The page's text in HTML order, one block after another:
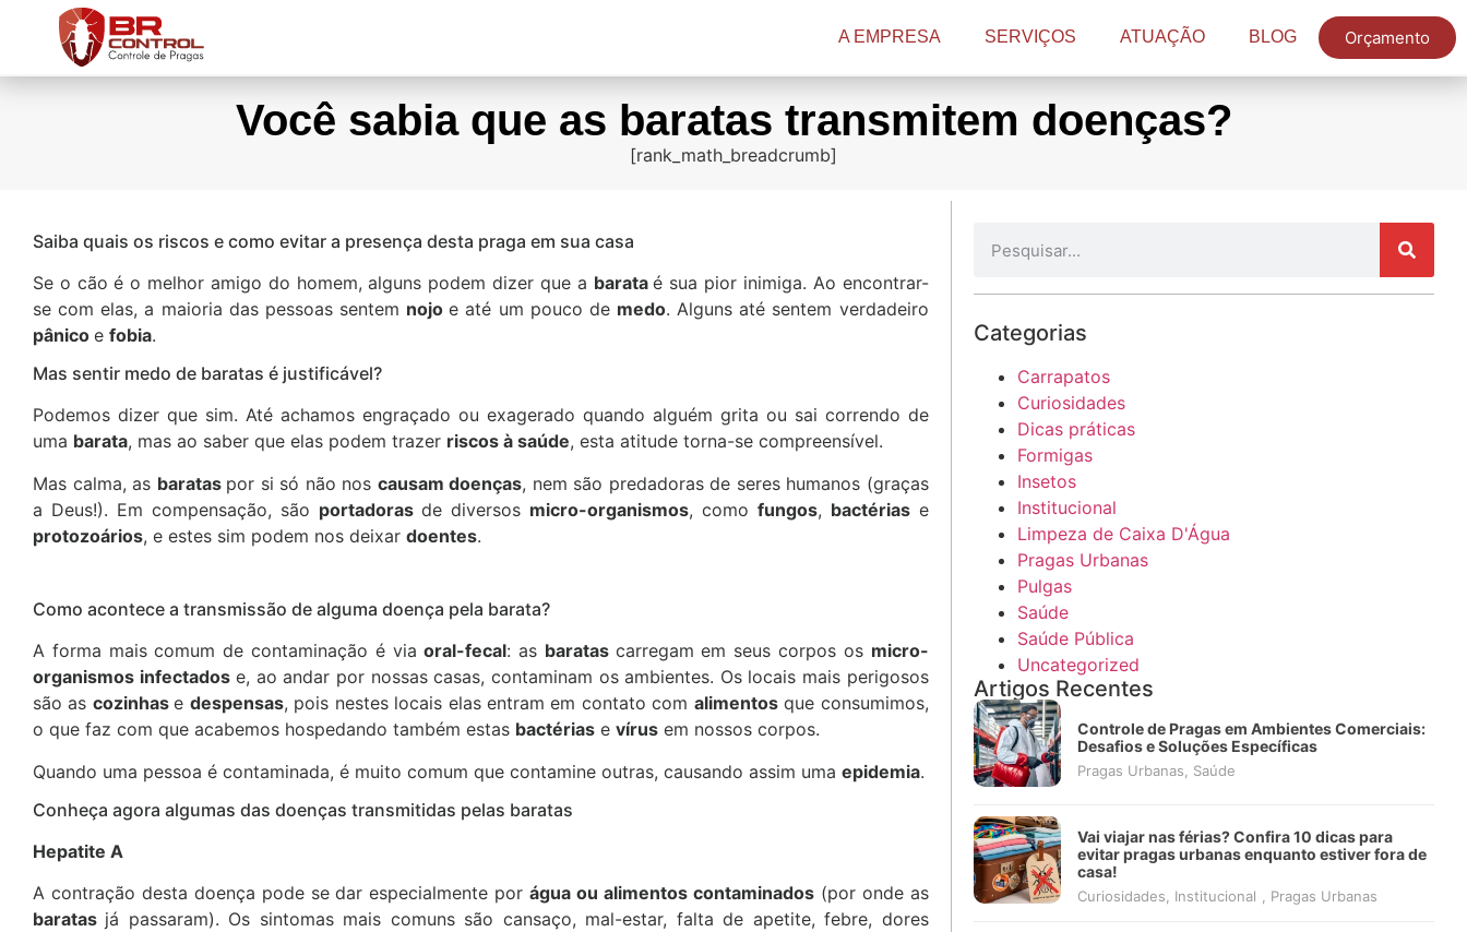
A EMPRESA SERVIÇOS ATUAÇÃO BLOG Orçamento
Você sabia que as baratas transmitem doenças?
[rank_math_breadcrumb]
Saiba quais os riscos e como evitar a presença desta praga em sua casa
Se o cão é o melhor amigo do homem, alguns podem dizer que a barataé sua pior inimiga. Ao encontrar-
se com elas, a maioria das pessoas sentem nojoe até um pouco de medo. Alguns até sentem verdadeiro
pânico e fobia.
Mas sentir medo de baratas é justificável?
Podemos dizer que sim. Até achamos engraçado ou exagerado quando alguém grita ou sai correndo de
uma barata, mas ao saber que elas podem trazer riscos à saúde, esta atitude torna-se compreensível.
Mas calma, as baratas por si só não nos causam doenças, nem são predadoras de seres humanos (graças
a Deus!). Em compensação, são portadoras de diversos micro-organismos, como fungos, bactériase
protozoários, e estes sim podem nos deixar doentes.
Como acontece a transmissão de alguma doença pela barata?
A forma mais comum de contaminação é viaoral-fecal: as baratas carregam em seus corpos os micro-
organismos infectadose, ao andar por nossas casas, contaminam os ambientes. Os locais mais perigosos
são as cozinhase despensas, pois nestes locais elas entram em contato com alimentosque consumimos,
o que faz com que acabemos hospedando também estas bactérias e vírus em nossos corpos.
Quando uma pessoa é contaminada, é muito comum que contamine outras, causando assim uma epidemia.
Conheça agora algumas das doenças transmitidas pelas baratas
Hepatite A
A contração desta doença pode se dar especialmente porágua ou alimentos contaminados(por onde as
baratas já passaram). Os sintomas mais comuns são cansaço, mal-estar, falta de apetite, febre, dores
Categorias
Carrapatos
Curiosidades
Dicas práticas
Formigas
Insetos
Institucional
Limpeza de Caixa D'Água
Pragas Urbanas
Pulgas
Saúde
Saúde Pública
Uncategorized
Artigos Recentes
Controle de Pragas em Ambientes Comerciais:
Desafios e Soluções Específicas
Pragas Urbanas Saúde
Vai viajar nas férias? Confira 10 dicas para
evitar pragas urbanas enquanto estiver fora de
casa!
Curiosidades Institucional Pragas Urbanas